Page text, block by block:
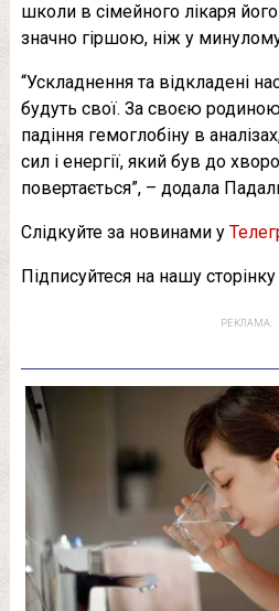
школи в сімейного лікаря
значно гіршою, ніж у
“Ускладнення та відкладені
будуть свої. За своєю
падіння гемоглобіну в
сил і енергії, який був до
повертається”, – додала
Слідкуйте за новинами у
Підписуйтеся на нашу сторінку
РЕКЛАМА: